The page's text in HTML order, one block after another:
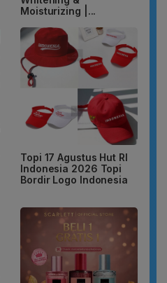
Moisturizing |...
Topi 17 Agustus Hut RI
Indonesia 2026 Topi
Bordir Logo Indonesia